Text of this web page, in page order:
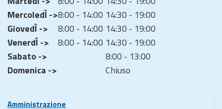
MercoledÌ ->8:00 - 14:00 14:30 - 19:00
GiovedÌ ->
8:00 - 14:00 14:30 - 19:00
VenerdÌ ->
8:00 - 14:00 14:30 - 19:00
Sabato ->
8:00 - 13:00
Domenica ->
Chiuso
Amministrazione